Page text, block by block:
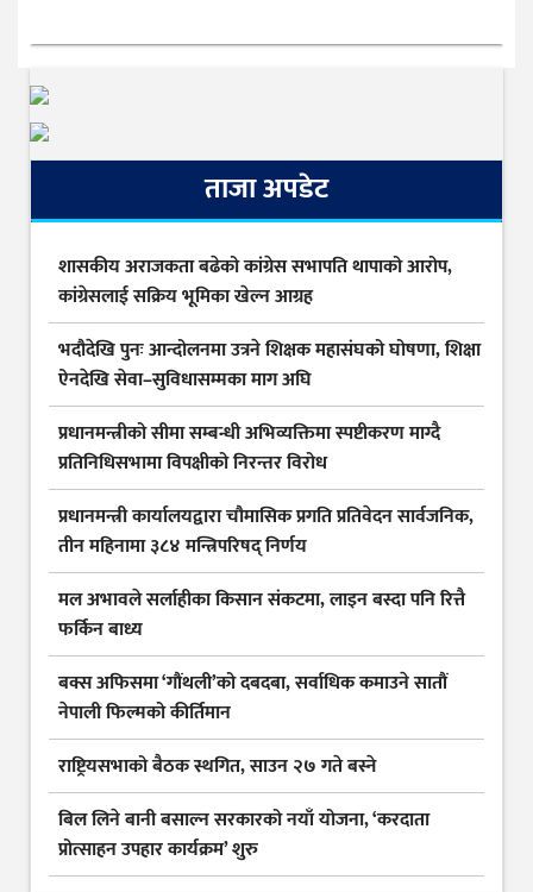
ताजा अपडेट
शासकीय अराजकता बढेको कांग्रेस सभापति थापाको आरोप,
कांग्रेसलाई सक्रिय भूमिका खेल्न आग्रह
भदौदेखि पुनः आन्दोलनमा उत्रने शिक्षक महासंघको घोषणा, शिक्षा
ऐनदेखि सेवा–सुविधासम्मका माग अघि
प्रधानमन्त्रीको सीमा सम्बन्धी अभिव्यक्तिमा स्पष्टीकरण माग्दै
प्रतिनिधिसभामा विपक्षीको निरन्तर विरोध
प्रधानमन्त्री कार्यालयद्वारा चौमासिक प्रगति प्रतिवेदन सार्वजनिक,
तीन महिनामा ३८४ मन्त्रिपरिषद् निर्णय
मल अभावले सर्लाहीका किसान संकटमा, लाइन बस्दा पनि रित्तै
फर्किन बाध्य
बक्स अफिसमा ‘गौंथली’को दबदबा, सर्वाधिक कमाउने सातौं
नेपाली फिल्मको कीर्तिमान
राष्ट्रियसभाको बैठक स्थगित, साउन २७ गते बस्ने
बिल लिने बानी बसाल्न सरकारको नयाँ योजना, ‘करदाता
प्रोत्साहन उपहार कार्यक्रम’ शुरु